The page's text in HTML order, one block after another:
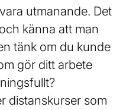
utmanande. Det
känna att man
tänk om du kunde
gör ditt arbete
distanskurser som